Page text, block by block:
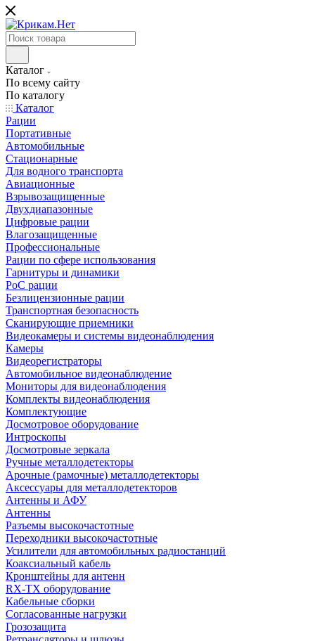
Каталог
По всему сайту
По каталогу
Каталог
Рации
Портативные
Автомобильные
Стационарные
Для водного транспорта
Авиационные
Взрывозащищенные
Двухдиапазонные
Цифровые рации
Влагозащищенные
Профессиональные
Рации по сфере использования
Гарнитуры и динамики
PoC рации
Безлицензионные рации
Транспортная безопасность
Сканирующие приемники
Видеокамеры и системы видеонаблюдения
Камеры
Видеорегистраторы
Автомобильное видеонаблюдение
Мониторы для видеонаблюдения
Комплекты видеонаблюдения
Комплектующие
Досмотровое оборудование
Интроскопы
Досмотровые зеркала
Ручные металлодетекторы
Арочные (рамочные) металлодетекторы
Аксессуары для металлодетекторов
Антенны и АФУ
Антенны
Разъемы высокочастотные
Переходники высокочастотные
Усилители для автомобильных радиостанций
Коаксиальный кабель
Кронштейны для антенн
RX-TX оборудование
Кабельные сборки
Согласованные нагрузки
Грозозащита